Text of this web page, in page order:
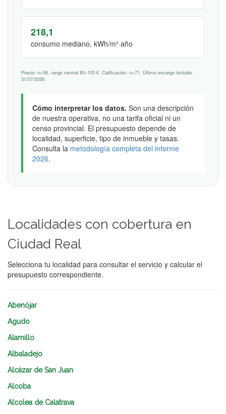
218,1
consumo mediano, kWh/m²·año
Precio: n=56, rango central 83–103 €. Calificación: n=71. Último encargo incluido:
31/07/2026.
Cómo interpretar los datos. Son una descripción
de nuestra operativa, no una tarifa oficial ni un
censo provincial. El presupuesto depende de
localidad, superficie, tipo de inmueble y tasas.
Consulta la metodología completa del informe
2026.
Localidades con cobertura en
Ciudad Real
Selecciona tu localidad para consultar el servicio y calcular el
presupuesto correspondiente.
Abenójar
Agudo
Alamillo
Albaladejo
Alcázar de San Juan
Alcoba
Alcolea de Calatrava